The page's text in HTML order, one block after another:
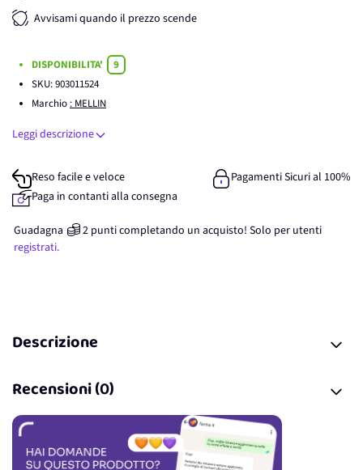
Avvisami quando il prezzo scende
DISPONIBILITA'
9
SKU:903011524
Marchio : MELLIN
Leggi descrizione
Reso facile e veloce
Pagamenti Sicuri al 100%
Paga in contanti alla consegna
Guadagna 2 punticompletando un acquisto! Solo per utenti
registrati.
Descrizione
Recensioni (0)